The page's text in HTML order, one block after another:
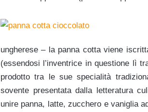
ungherese – la panna cotta viene
(essendosi l’inventrice in questione lì
prodotto tra le sue specialità
sovente presentata dalla letteratura
unire panna, latte, zucchero e vaniglia